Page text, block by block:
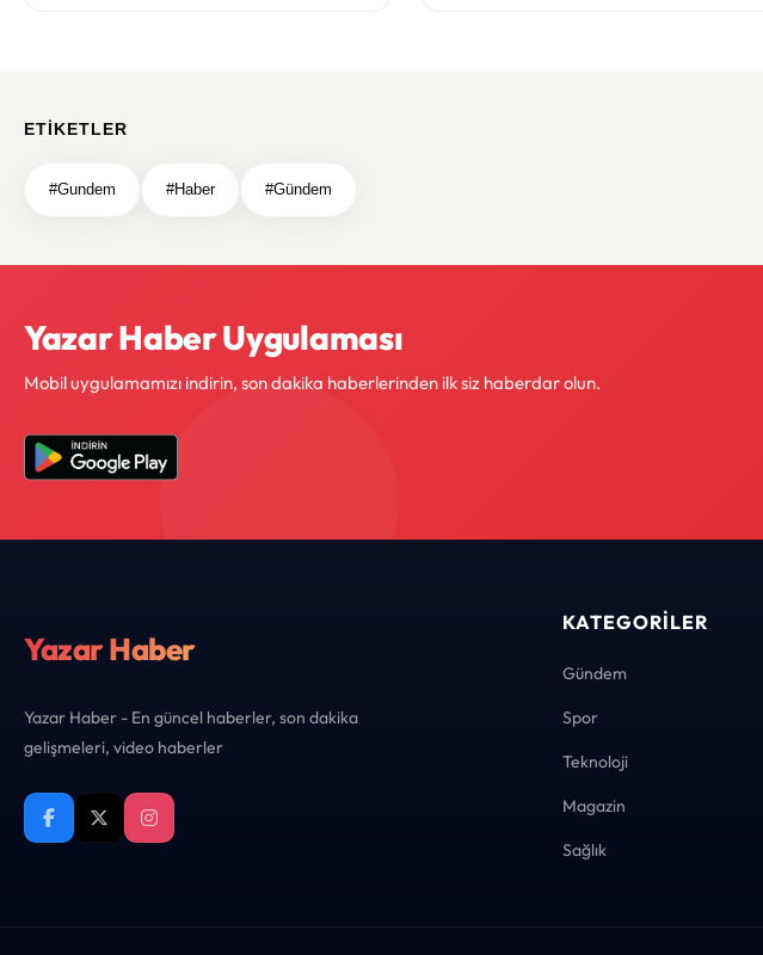
ETIKETLER
#Gundem #Haber #Gündem
Yazar Haber Uygulaması
Mobil uygulamamızı indirin, son dakika haberlerinden ilk siz haberdar olun.
Yazar Haber
Yazar Haber - En güncel haberler, son dakika
gelişmeleri, video haberler
KATEGORILER
Gündem
Spor
Teknoloji
Magazin
Sağlık